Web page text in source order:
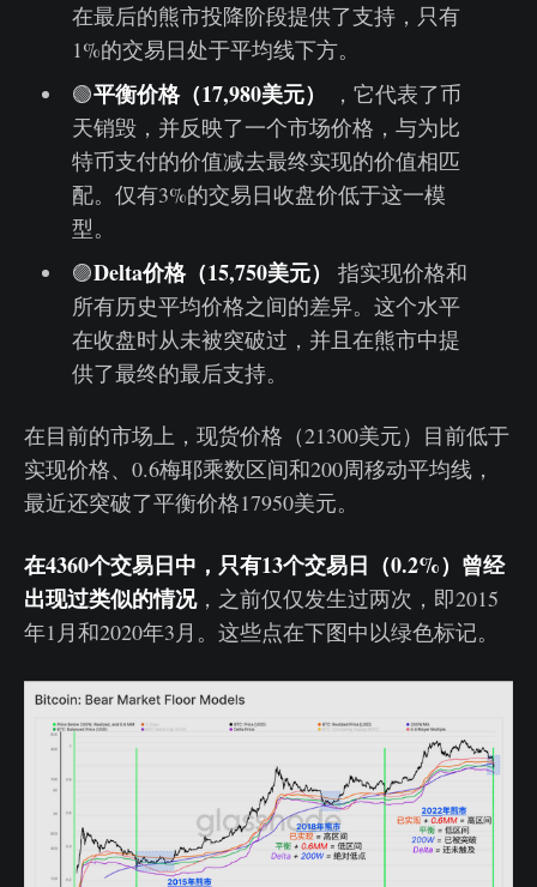
在最后的熊市投降阶段提供了支持，只有
1%的交易日处于平均线下方。
🟢平衡价格（17,980美元）
，它代表了币
天销毁，并反映了一个市场价格，与为比
特币支付的价值减去最终实现的价值相匹
配。仅有3%的交易日收盘价低于这一模
型。
🟣Delta价格（15,750美元）
指实现价格和
所有历史平均价格之间的差异。这个水平
在收盘时从未被突破过，并且在熊市中提
供了最终的最后支持。
在目前的市场上，现货价格（21300美元）目前低于
实现价格、0.6梅耶乘数区间和200周移动平均线，
最近还突破了平衡价格17950美元。
在4360个交易日中，只有13个交易日（0.2%）曾经
出现过类似的情况，之前仅仅发生过两次，即2015
年1月和2020年3月。这些点在下图中以绿色标记。